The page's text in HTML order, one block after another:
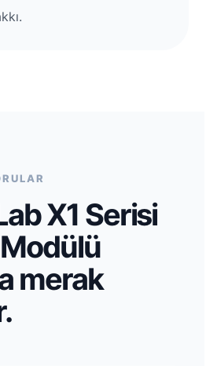
X1 Serisi
Modülü
merak